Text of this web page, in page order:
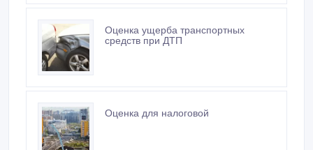
Оценка ущерба транспортных
средств при ДТП
Оценка для налоговой